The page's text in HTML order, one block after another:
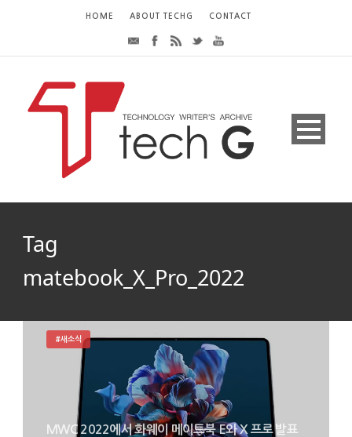
HOME ABOUT TECHG CONTACT
Tag
matebook_X_Pro_2022
MWC 2022에서 화웨이 메이트북 E와 X 프로 발표
#새소식